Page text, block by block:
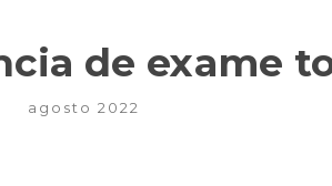
de exame
agosto 2022